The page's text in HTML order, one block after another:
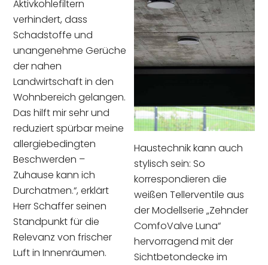
Haustechnik kann auch
stylisch sein: So
korrespondieren die
weißen Tellerventile aus
der Modellserie „Zehnder
ComfoValve Luna“
hervorragend mit der
Sichtbetondecke im
Aktivkohlefiltern
verhindert, dass
Schadstoffe und
unangenehme Gerüche
der nahen
Landwirtschaft in den
Wohnbereich gelangen.
Das hilft mir sehr und
reduziert spürbar meine
allergiebedingten
Beschwerden –
Zuhause kann ich
Durchatmen.“, erklärt
Herr Schaffer seinen
Standpunkt für die
Relevanz von frischer
Luft in Innenräumen.